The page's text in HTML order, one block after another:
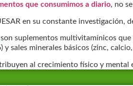
que consumimos a diario, no
en su constante investigación,
son suplementos multivitamínicos
y sales minerales básicos (zinc,
al crecimiento físico y mental